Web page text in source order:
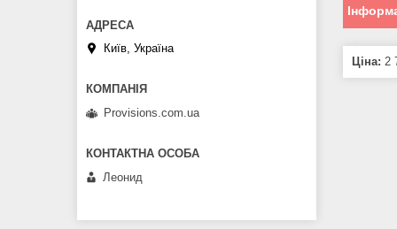
Ціна: 2
Київ, Україна
Provisions.com.ua
Леонид